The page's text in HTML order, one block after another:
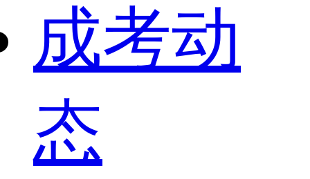
成考动
态